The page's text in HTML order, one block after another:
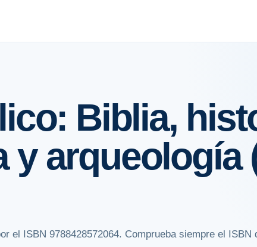
Biblia,
y arqueología
el ISBN 9788428572064. Comprueba siempre el ISBN